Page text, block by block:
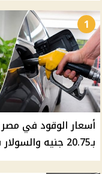
1
بـ20.75 جنيه والسولار بـ20.50 جنيه